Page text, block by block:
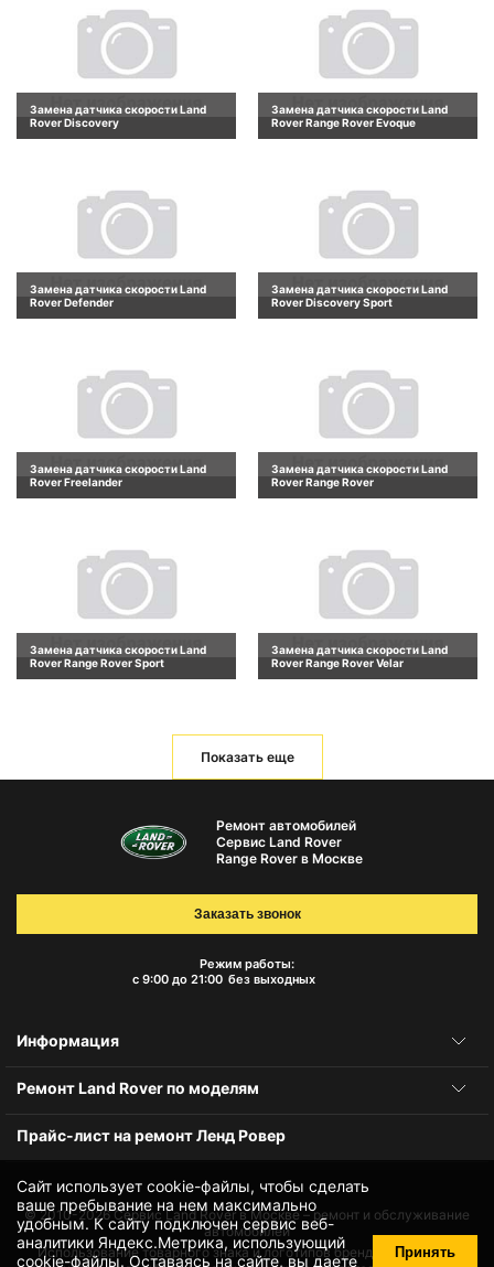
Замена датчика скорости Land
Rover Discovery
Замена датчика скорости Land
Rover Range Rover Evoque
Замена датчика скорости Land
Rover Defender
Замена датчика скорости Land
Rover Discovery Sport
Замена датчика скорости Land
Rover Freelander
Замена датчика скорости Land
Rover Range Rover
Замена датчика скорости Land
Rover Range Rover Sport
Замена датчика скорости Land
Rover Range Rover Velar
Показать еще
Сайт использует cookie-файлы, чтобы сделать
ваше пребывание на нем максимально
удобным. К cайту подключен сервис веб-
аналитики Яндекс.Метрика, использующий
cookie-файлы. Оставаясь на сайте, вы даете Принять
Ремонт автомобилей
Сервис Land Rover
Range Rover в Москве
Режим работы:
с 9:00 до 21:00 без выходных
Заказать звонок
Информация
Ремонт Land Rover по моделям
Прайс-лист на ремонт Ленд Ровер
© 2010-2026Сервис Land Rover в Москве – ремонт и обслуживание
автомобилей
Использование товарного знака и логотипов бренда происходит